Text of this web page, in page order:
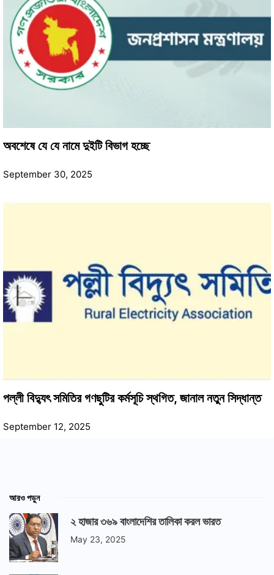
অবশেষে যে যে নামে দুইটি বিভাগ হচ্ছে
September 30, 2025
পল্লী বিদ্যুৎ সমিতির গণছুটির কর্মসূচি স্থগিত, জানাল নতুন সিদ্ধান্ত
September 12, 2025
আরও পড়ুন
২ হাজার ৩৬৯ বাংলাদেশির তালিকা করল ভারত
May 23, 2025